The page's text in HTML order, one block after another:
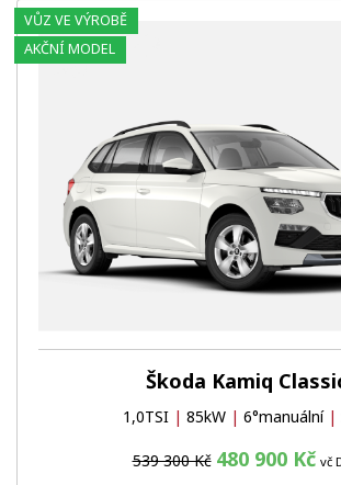
Škoda Kamiq
1,0TSI | 85kW | 6°manuální |
539 300 Kč 480 900 Kč vč
VŮZ VE VÝROBĚ
AKČNÍ MODEL